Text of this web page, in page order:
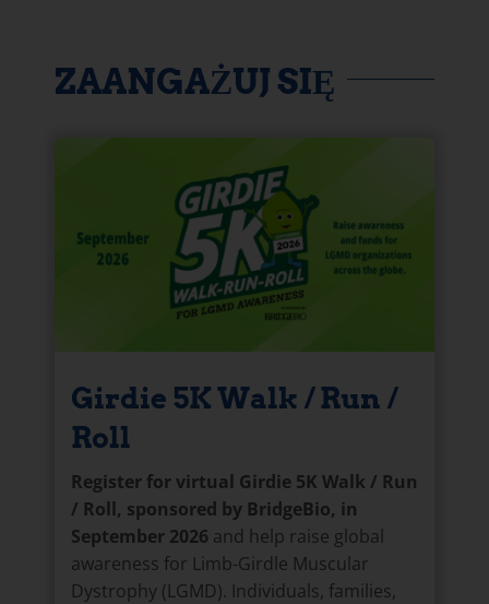
ZAANGAŻUJ SIĘ
Girdie 5K Walk / Run /
Roll
Register for virtual Girdie 5K Walk / Run
/ Roll, sponsored by BridgeBio, in
September 2026 and help raise global
awareness for Limb-Girdle Muscular
Dystrophy (LGMD). Individuals, families,